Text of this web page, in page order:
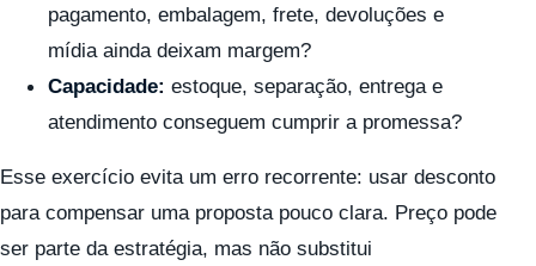
pagamento, embalagem, frete, devoluções e
mídia ainda deixam margem?
Capacidade: estoque, separação, entrega e
atendimento conseguem cumprir a promessa?
Esse exercício evita um erro recorrente: usar desconto
para compensar uma proposta pouco clara. Preço pode
ser parte da estratégia, mas não substitui